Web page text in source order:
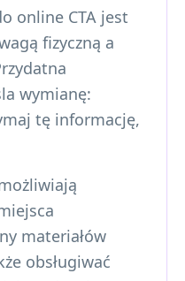
online CTA jest
fizyczną a
wymianę:
tę informację,
materiałów
obsługiwać